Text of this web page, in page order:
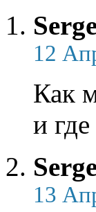
12
Как
и
13